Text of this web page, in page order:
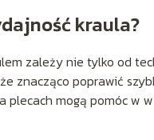
kraula?
zależy nie tylko od
znacząco poprawić
plecach mogą pomóc w